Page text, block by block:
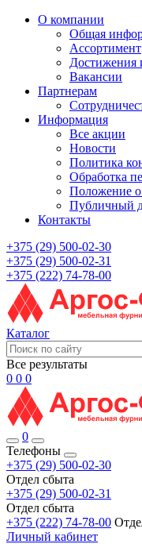
О компании
Общая
Ассортимент
Достижения
Вакансии
Партнерам
Информация
Все акции
Новости
Политика
Обработка
Положение
Публичный
Контакты
+375 (29) 500-02-30
+375 (29) 500-02-31
+375 (222) 74-78-00
Каталог
Все результаты
0 0 0
0
Телефоны
+375 (29) 500-02-30
Отдел сбыта
+375 (29) 500-02-31
Отдел сбыта
+375 (222) 74-78-00
Личный кабинет